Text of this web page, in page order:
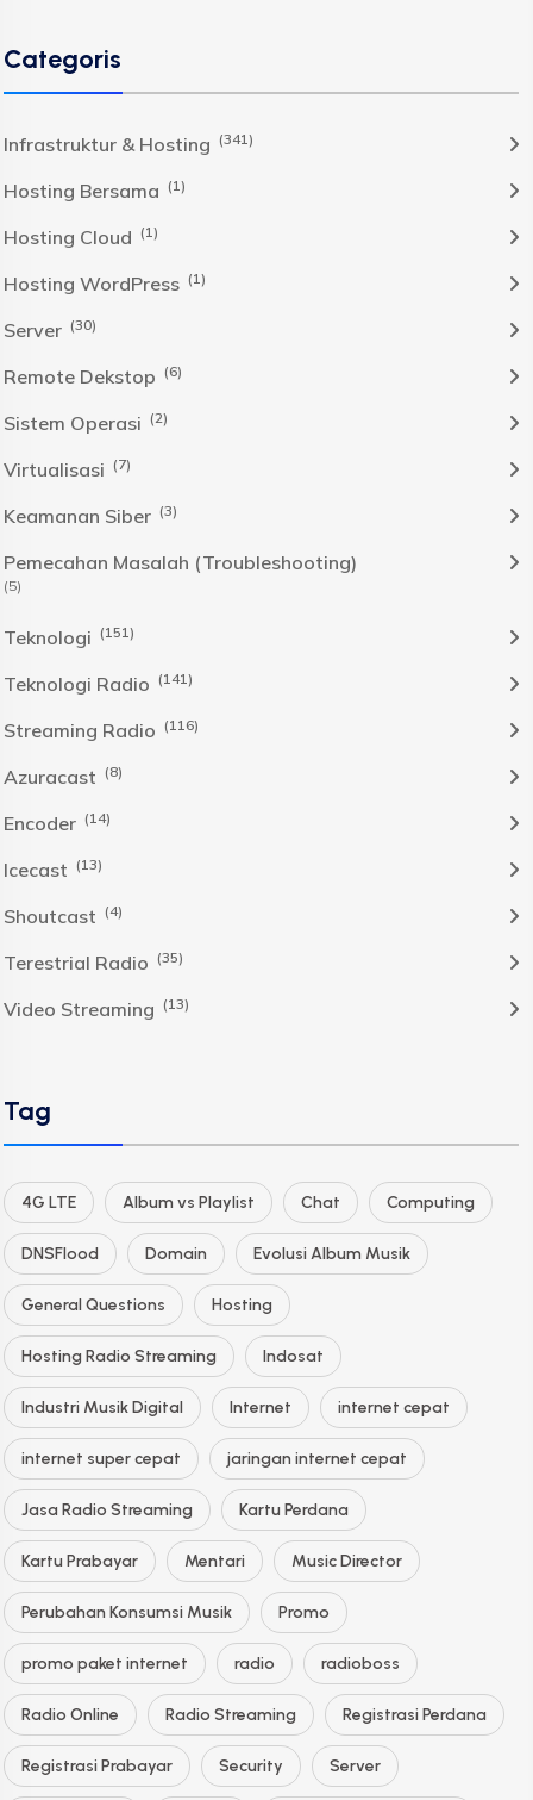
Categoris
Infrastruktur & Hosting (341)
Hosting Bersama (1)
Hosting Cloud (1)
Hosting WordPress (1)
Server (30)
Remote Dekstop (6)
Sistem Operasi (2)
Virtualisasi (7)
Keamanan Siber (3)
Pemecahan Masalah (Troubleshooting)
(5)
Teknologi (151)
Teknologi Radio (141)
Streaming Radio (116)
Azuracast (8)
Encoder (14)
Icecast (13)
Shoutcast (4)
Terestrial Radio (35)
Video Streaming (13)
Tag
4G LTE Album vs Playlist Chat Computing
DNSFlood Domain Evolusi Album Musik
General Questions Hosting
Hosting Radio Streaming Indosat
Industri Musik Digital Internet internet cepat
internet super cepat jaringan internet cepat
Jasa Radio Streaming Kartu Perdana
Kartu Prabayar Mentari Music Director
Perubahan Konsumsi Musik Promo
promo paket internet radio radioboss
Radio Online Radio Streaming Registrasi Perdana
Registrasi Prabayar Security Server